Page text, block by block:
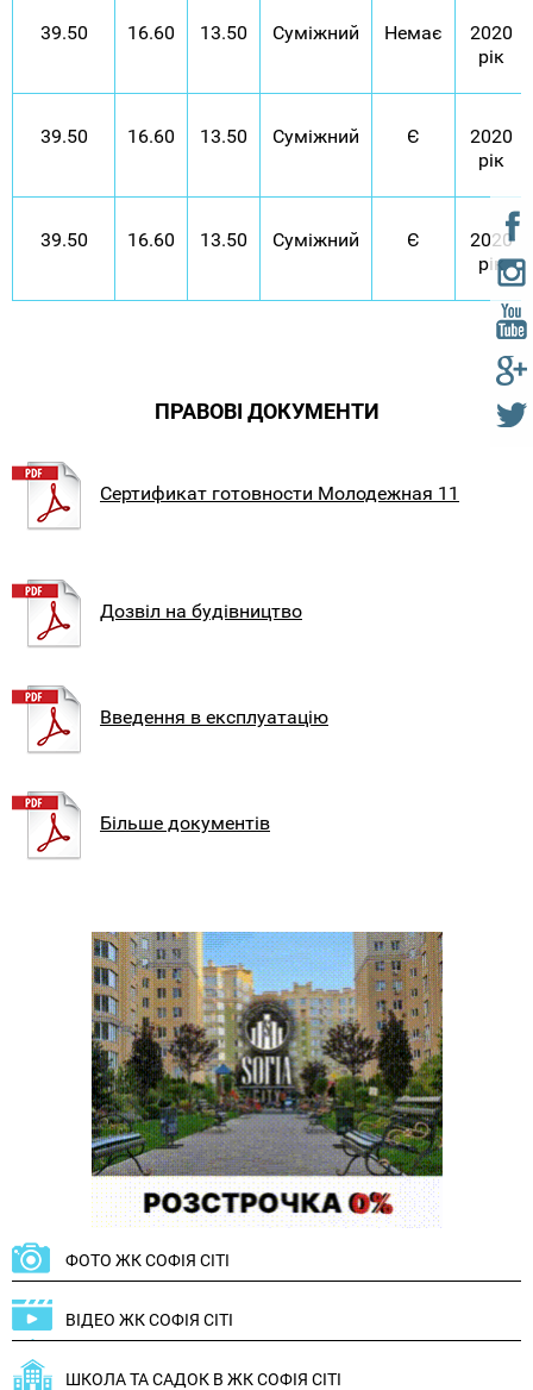
39.50 16.60 13.50 Суміжний Немає
2020
рік
39.50 16.60 13.50 Суміжний Є
2020
рік
39.50 16.60 13.50 Суміжний Є
2020
рік
ПРАВОВІ ДОКУМЕНТИ
Сертификат готовности Молодежная 11
Дозвіл на будівництво
Введення в експлуатацію
Більше документів
ФОТО ЖК СОФІЯ СІТІ
ВІДЕО ЖК СОФІЯ СІТІ
ШКОЛА ТА САДОК В ЖК СОФІЯ СІТІ